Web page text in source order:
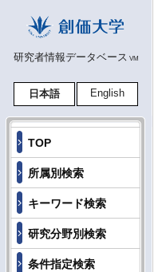
研究者情報データベース VM
日本語 English
TOP
所属別検索
キーワード検索
研究分野別検索
条件指定検索